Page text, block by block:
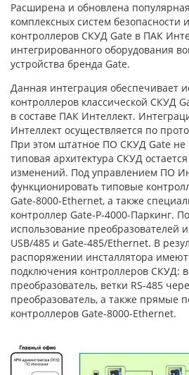
Расширена и обновлена
комплексных систем безопасности
контроллеров СКУД Gate в ПАК
интегрированного оборудования
устройства бренда Gate.
Данная интеграция обеспечивает
контроллеров классической СКУД
в составе ПАК Интеллект.
Интеллект осуществляется по
При этом штатное ПО СКУД Gate не
типовая архитектура СКУД
изменений. Под управлением ПО
функционировать типовые
Gate-8000-Ethernet, а также
контроллер Gate-P-4000-Паркинг.
использование преобразователей
USB/485 и Gate-485/Ethernet. В
распоряжении инсталлятора
подключения контроллеров СКУД:
преобразователь, ветки RS-485
преобразователь, а также прямые
контроллеров Gate-8000-Ethernet.